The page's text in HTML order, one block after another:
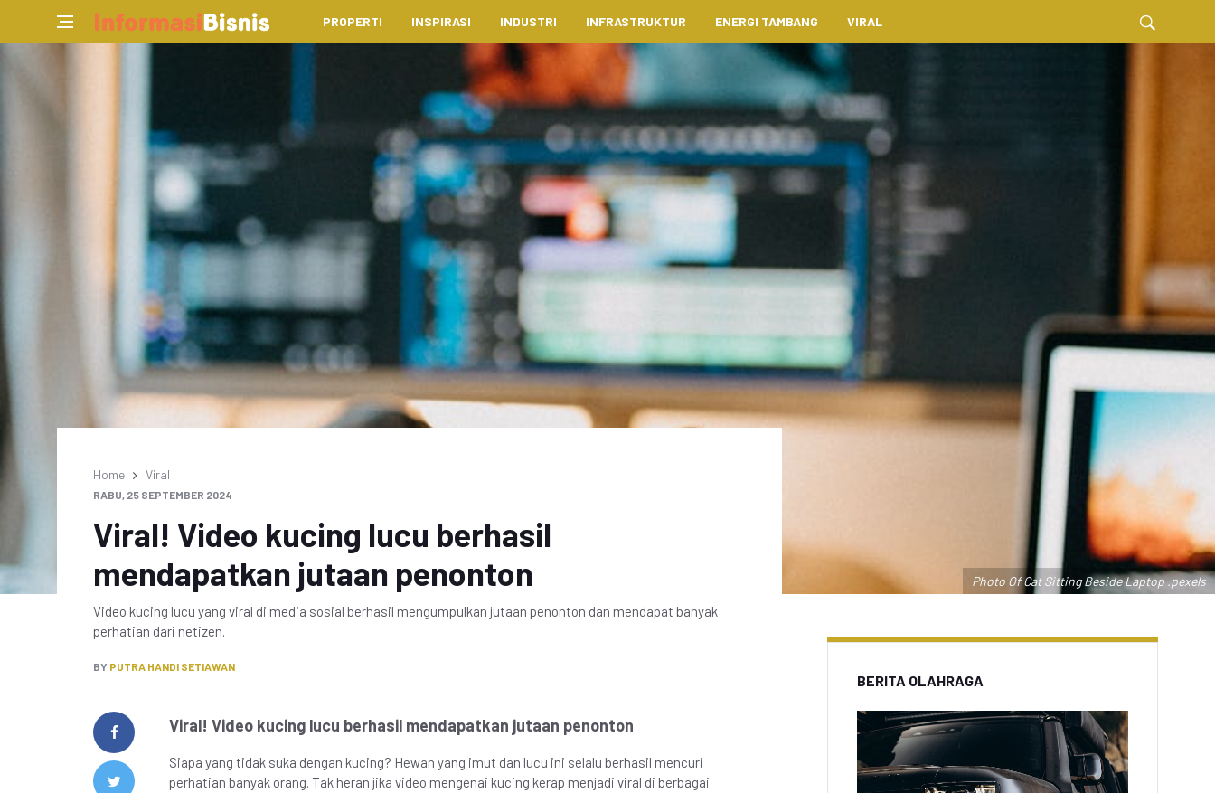
PROPERTI INSPIRASI INDUSTRI INFRASTRUKTUR ENERGI TAMBANG VIRAL
Photo Of Cat Sitting Beside Laptop .pexels
Home Viral
RABU, 25 SEPTEMBER 2024
Viral! Video kucing lucu berhasil
mendapatkan jutaan penonton
Video kucing lucu yang viral di media sosial berhasil mengumpulkan jutaan penonton dan mendapat banyak
perhatian dari netizen.
BY PUTRA HANDI SETIAWAN
Viral! Video kucing lucu berhasil mendapatkan jutaan penonton
Siapa yang tidak suka dengan kucing? Hewan yang imut dan lucu ini selalu berhasil mencuri
perhatian banyak orang. Tak heran jika video mengenai kucing kerap menjadi viral di berbagai
BERITA OLAHRAGA